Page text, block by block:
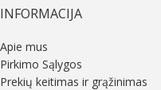
INFORMACIJA
Apie mus
Pirkimo Sąlygos
Prekių keitimas ir grąžinimas